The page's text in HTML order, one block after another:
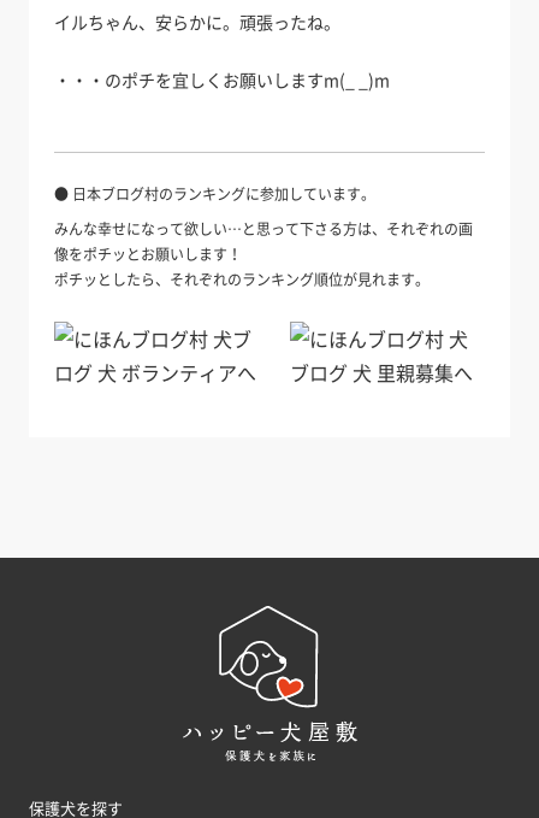
イルちゃん、安らかに。頑張ったね。
・・・のポチを宜しくお願いしますm(_ _)m
● 日本ブログ村のランキングに参加しています。
みんな幸せになって欲しい…と思って下さる方は、それぞれの画
像をポチッとお願いします！
ポチッとしたら、それぞれのランキング順位が見れます。
保護犬を探す